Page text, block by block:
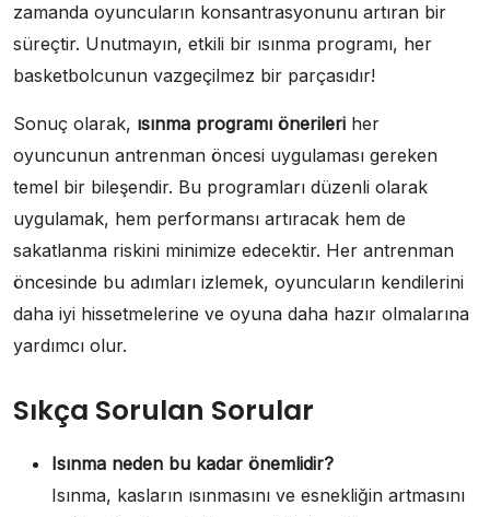
zamanda oyuncuların konsantrasyonunu artıran bir
süreçtir. Unutmayın, etkili bir ısınma programı, her
basketbolcunun vazgeçilmez bir parçasıdır!
Sonuç olarak, ısınma programı önerileri her
oyuncunun antrenman öncesi uygulaması gereken
temel bir bileşendir. Bu programları düzenli olarak
uygulamak, hem performansı artıracak hem de
sakatlanma riskini minimize edecektir. Her antrenman
öncesinde bu adımları izlemek, oyuncuların kendilerini
daha iyi hissetmelerine ve oyuna daha hazır olmalarına
yardımcı olur.
Sıkça Sorulan Sorular
Isınma neden bu kadar önemlidir?
Isınma, kasların ısınmasını ve esnekliğin artmasını